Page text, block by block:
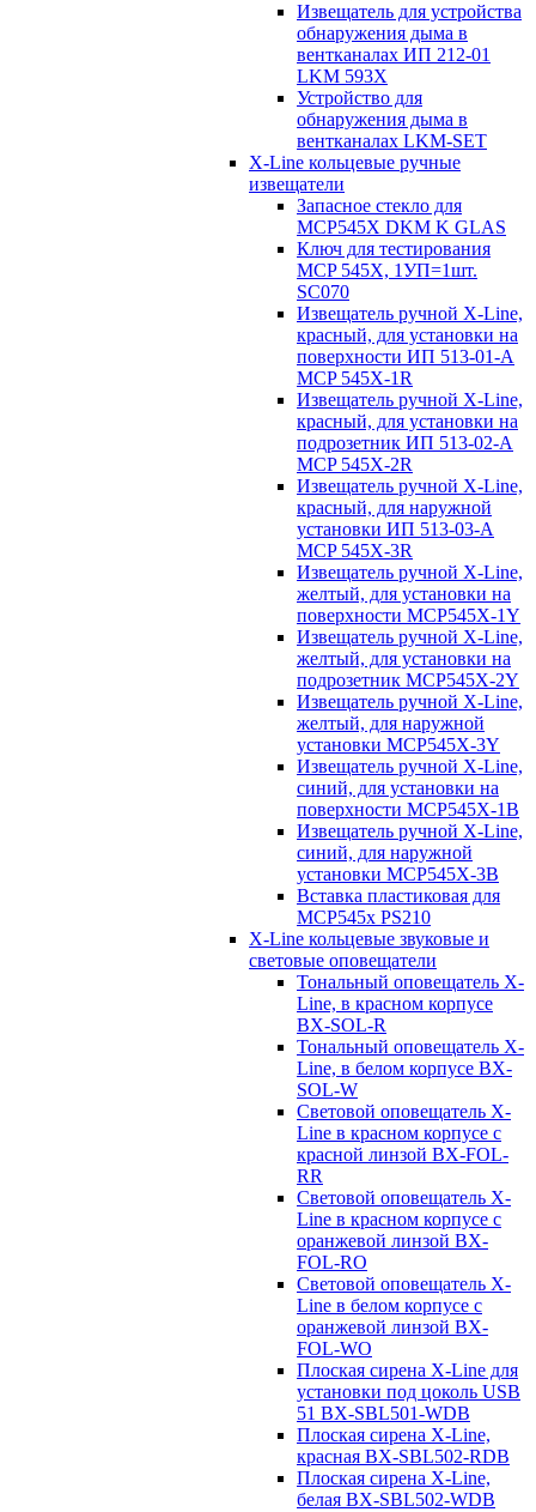
Извещатель для устройства
обнаружения дыма в
вентканалах ИП 212-01
LKM 593X
Устройство для
обнаружения дыма в
вентканалах LKM-SET
X-Line кольцевые ручные
извещатели
Запасное стекло для
MCP545Х DKM K GLAS
Ключ для тестирования
MCP 545X, 1УП=1шт.
SC070
Извещатель ручной X-Line,
красный, для установки на
поверхности ИП 513-01-A
MCP 545X-1R
Извещатель ручной X-Line,
красный, для установки на
подрозетник ИП 513-02-A
MCP 545X-2R
Извещатель ручной X-Line,
красный, для наружной
установки ИП 513-03-A
MCP 545X-3R
Извещатель ручной X-Line,
желтый, для установки на
поверхности MCP545X-1Y
Извещатель ручной X-Line,
желтый, для установки на
подрозетник MCP545X-2Y
Извещатель ручной X-Line,
желтый, для наружной
установки MCP545X-3Y
Извещатель ручной X-Line,
синий, для установки на
поверхности MCP545X-1B
Извещатель ручной X-Line,
синий, для наружной
установки MCP545X-3B
Вставка пластиковая для
MCP545х PS210
X-Line кольцевые звуковые и
световые оповещатели
Тональный оповещатель X-
Line, в красном корпусе
BX-SOL-R
Тональный оповещатель X-
Line, в белом корпусе BX-
SOL-W
Световой оповещатель X-
Line в красном корпусе с
красной линзой BX-FOL-
RR
Световой оповещатель X-
Line в красном корпусе с
оранжевой линзой BX-
FOL-RO
Световой оповещатель X-
Line в белом корпусе с
оранжевой линзой BX-
FOL-WO
Плоская сирена X-Line для
установки под цоколь USB
51 BX-SBL501-WDB
Плоская сирена X-Line,
красная BX-SBL502-RDB
Плоская сирена X-Line,
белая BX-SBL502-WDB